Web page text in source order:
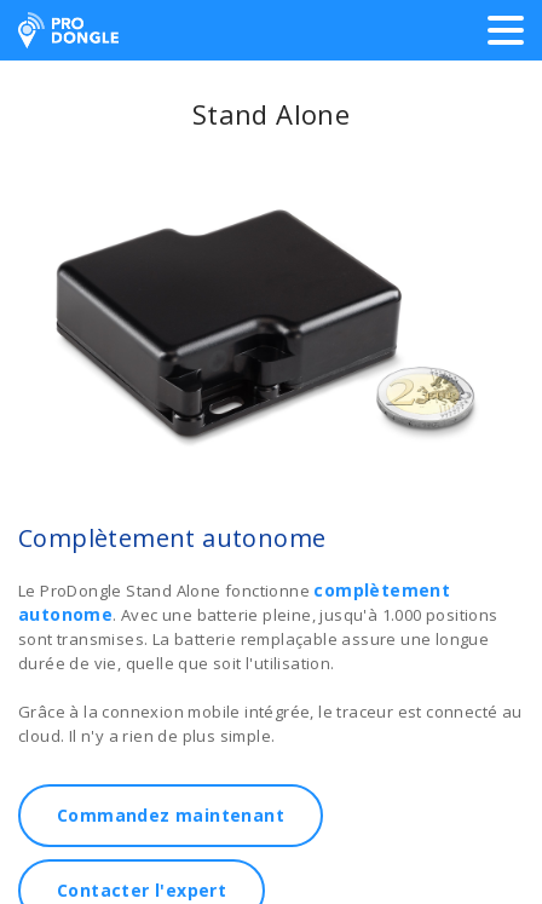
ProDongle Géolocalisation
Stand Alone
Complètement autonome
Le ProDongle Stand Alone fonctionne complètement
autonome. Avec une batterie pleine, jusqu'à 1.000 positions
sont transmises. La batterie remplaçable assure une longue
durée de vie, quelle que soit l'utilisation.
Grâce à la connexion mobile intégrée, le traceur est connecté au
cloud. Il n'y a rien de plus simple.
Commandez maintenant
Contacter l'expert